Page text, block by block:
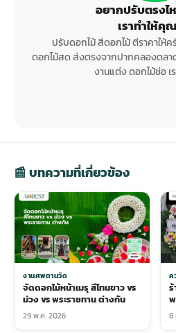
อยากปรับตรงไ
เราทำให้คุ
ปรับดอกไม้ สีดอกไม้ ตีราคาให้
ดอกไม้สด ส่งตรงจากปากคลองตลา
งานแต่ง ดอกไม้ช่อ เ
📰 บทความที่เกี่ยวข้อง
งานศพตามวัด
จัดดอกไม้หน้าเมรุ สีโทนขาว vs
ม่วง vs พระราชทาน ต่างกัน
29 พ.ค. 2026
ค
8